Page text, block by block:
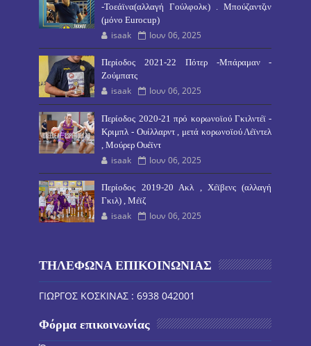
-Τοεάϊνα(αλλαγή Γούλφολκ) . Μπούζαντζιν
(μόνο Eurocup)
isaak Ιουν 06, 2025
Περίοδος 2021-22 Πότερ -Μπάραμαν -
Ζούμπατς
isaak Ιουν 06, 2025
Περίοδος 2020-21 πρό κορωνοϊού Γκιλντέϊ -
Κριμπλ - Ουίλλαρντ , μετά κορωνοϊού Λέϊντελ
, Μούρερ Ουέϊντ
isaak Ιουν 06, 2025
Περίοδος 2019-20 Ακλ , Χέϊβενς (αλλαγή
Γκιλ) , Μέϊζ
isaak Ιουν 06, 2025
ΤΗΛΕΦΩΝΑ ΕΠΙΚΟΙΝΩΝΙΑΣ
ΓΙΩΡΓΟΣ ΚΟΣΚΙΝΑΣ : 6938 042001
Φόρμα επικοινωνίας